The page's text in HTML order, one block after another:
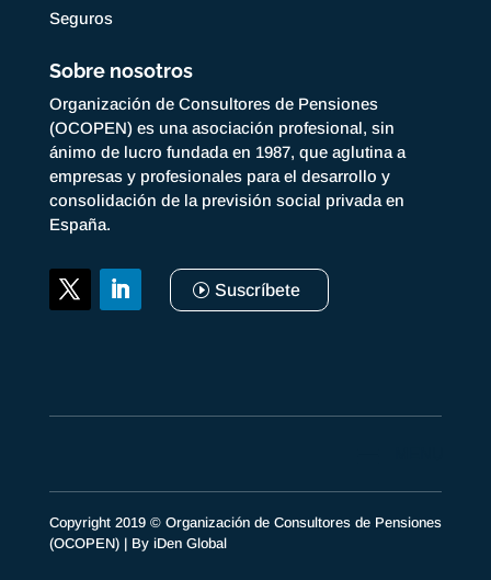
Seguros
Sobre nosotros
Organización de Consultores de Pensiones
(OCOPEN) es una asociación profesional, sin
ánimo de lucro fundada en 1987, que aglutina a
empresas y profesionales para el desarrollo y
consolidación de la previsión social privada en
España.
Suscríbete
Copyright 2019 © Organización de Consultores de Pensiones
(OCOPEN) | By iDen Global